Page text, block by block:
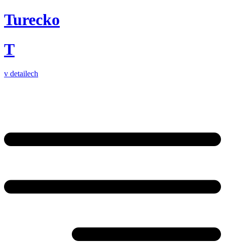
Turecko
T
v detailech